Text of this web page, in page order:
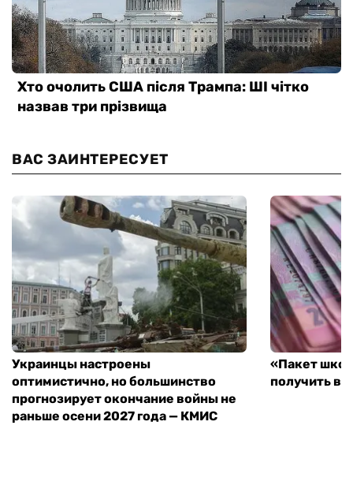
ВАС ЗАИНТЕРЕСУЕТ
Украинцы настроены
оптимистично, но большинство
прогнозирует окончание войны не
раньше осени 2027 года — КМИС
«Пакет
получить